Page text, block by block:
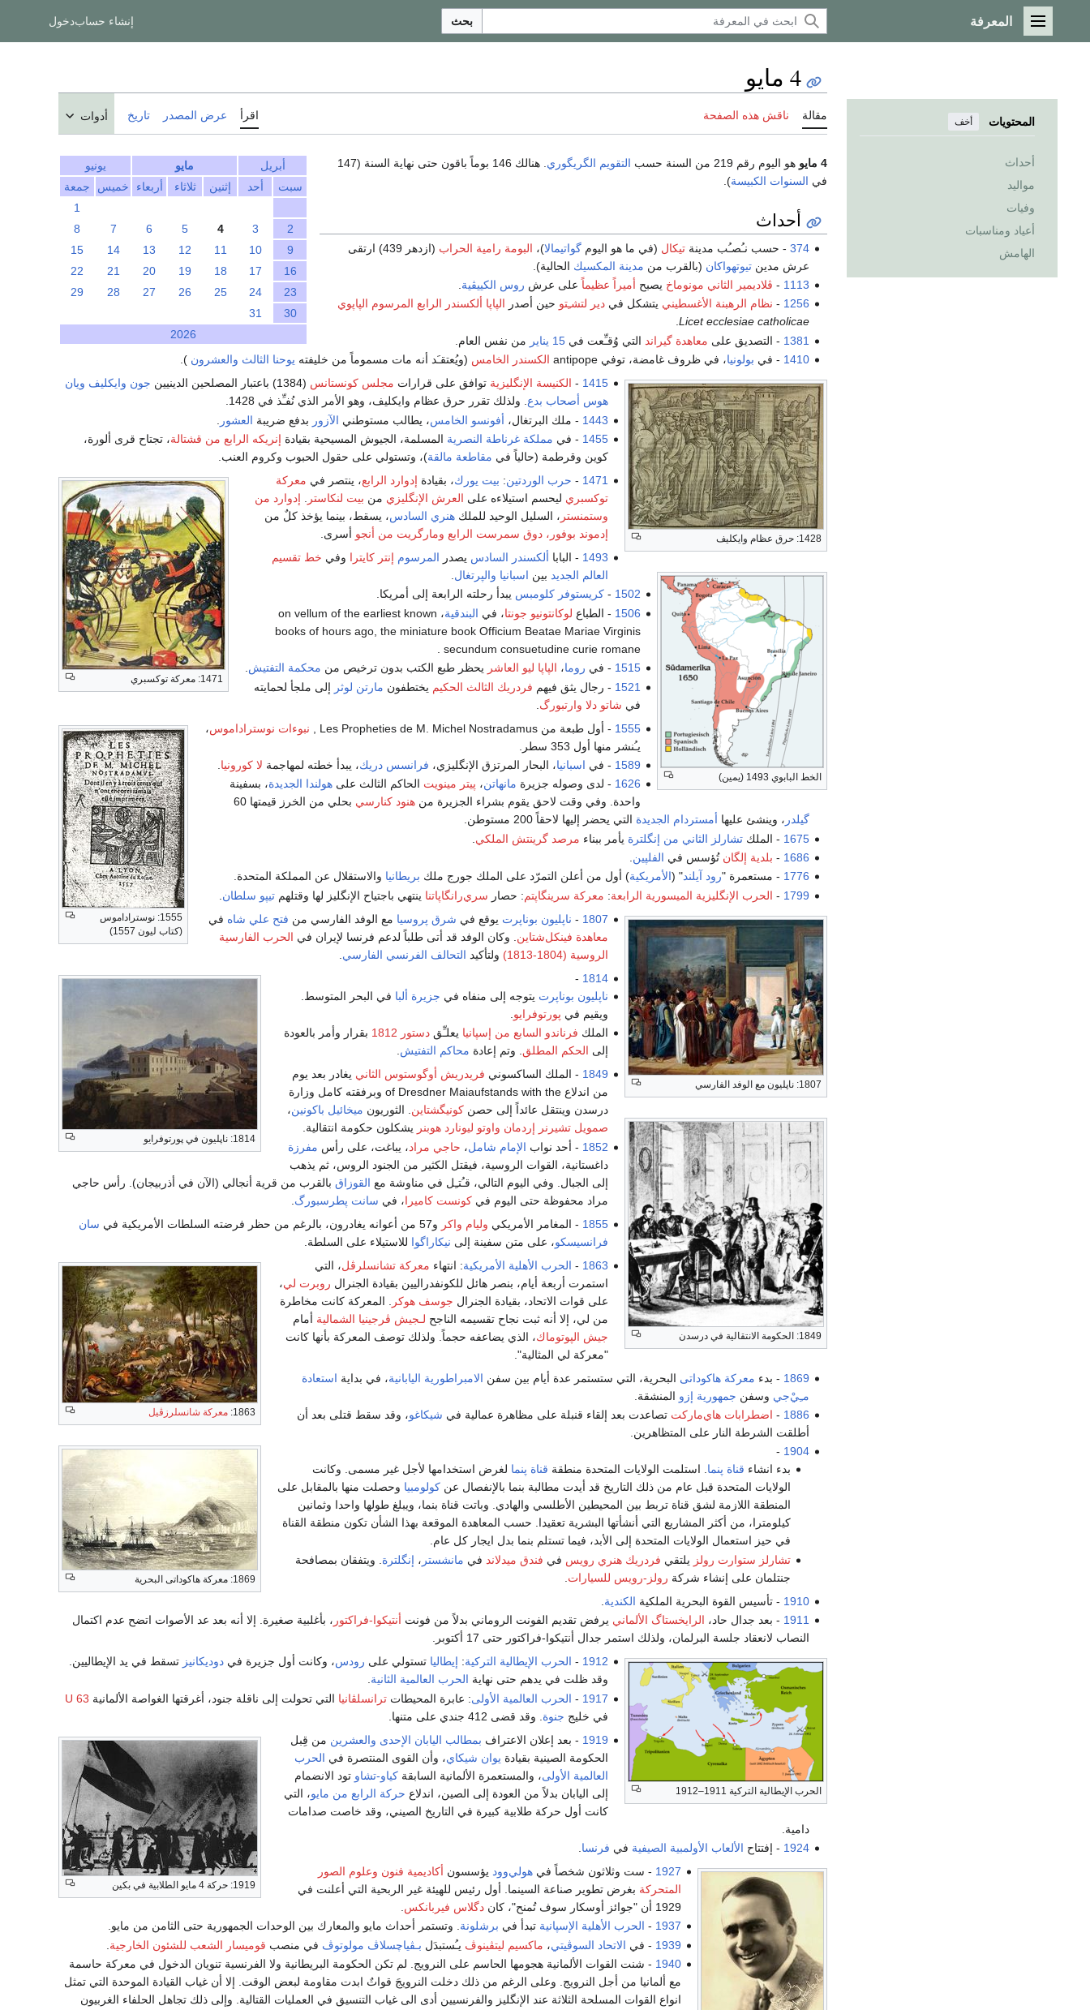
القائمة الرئيسية
المعرفة بحث إنشاء حسابدخول
المحتويات أخف
أحداث
مواليد
وفيات
أعياد ومناسبات
الهامش
4 مايو
مقالة ناقش هذه الصفحة اقرأ عرض المصدر تاريخ أدوات
أبريل مايو
يونيو
سبت
أحد إثنين ثلاثاء أربعاء خميس
جمعة
1
2
3
4
5
6
7
8
9
10
11
12
13
14
15
16
17
18
19
20
21
22
23
24
25
26
27
28
29
30
31
2026
4 مايو هو اليوم رقم 219 من السنة حسب التقويم الگريگوري
. هنالك 146 بوماً باقون حتى نهاية السنة (147
في السنوات الكبيسة).
أحداث
374 - حسب نـُصـُب مدينةتيكال (في ما هو اليومگواتيمالا)، البومة رامية الحراب
(ازدهر 439) ارتقى
عرش مدينتيوتهواكان (بالقرب من مدينة المكسيك الحالية).
1113
- ڤلاديمير الثاني مونوماخ يصبح أميراً عظيماً على عرش روس الكييڤية
1256
- نظام الرهبنة الأغسطيني يتشكل فيدير لتشـِتو حين أصدر الپاپا ألكسندر الرابع المرسوم الپاپوي
Licet ecclesiae catholicae
.
1381 - التصديق على معاهدة گيراند التي وُقـِّعت في15 يناير
من نفس العام.
1410 - في بولونيا، في ظروف غامضة، توفي antipope الكسندر الخامس (ويُعتقـَد أنه مات مسموماً من خليفته يوحنا الثالث والعشرون ).
1428: حرق عظام وايكليف
1415
- الكنيسة الإنگليزية توافق على قرارات مجلس كونستانس (1384) باعتبار المصلحين الدينيين جون وايكليف ويان
هوس أصحاب بدع . ولذلك تقرر حرق عظام وايكليف، وهو الأمر الذي نُفـِّذ في 1428.
1443 - ملك البرتغال، أفونسو الخامس، يطالب مستوطني الآزور بدفع ضريبة العشور
1455 - في مملكة غرناطة النصرية المسلمة، الجيوش المسيحية بقيادة إنريكه الرابع من قشتالة، تجتاح قرى ألورة،
كوين وقرطمة (حالياً في مقاطعة مالقة)، وتستولي على حقول الحبوب وكروم العنب.
1471: معركة توكسبري
1471
- حرب الوردتين: بيت يورك، بقيادة إدوارد الرابع، ينتصر في معركة
توكسبري ليحسم استيلاءه على العرش الإنگليزي من بيت لنكاستر
إدوارد من
وستمنستر ، السليل الوحيد للملك هنري السادس، يسقط، بينما يؤخذ كلٌ من
إدموند بوفور، دوق سمرست الرابع ومارگريت من أنجو أسرى.
الخط البابوي 1493 (يمين)
1493 - البابا ألكسندر السادس يصدر المرسوم إنتر كايترا وفي خط تقسيم
العالم الجديد بين اسبانيا والپرتغال
1502
- كريستوفر كلومبس يبدأ رحلته الرابعة إلى أمريكا.
1506 - الطباع لوكانتونيو جونتا، في البندقية
، on vellum of the earliest known
books of hours ago, the miniature book Officium Beatae Mariae Virginis
secundum consuetudine curie romane .
1515 - في روما، الپاپا ليو العاشر يحظر طبع الكتب بدون ترخيص من محكمة التفتيش
1521 - رجال يثق فيهم فردريك الثالث الحكيم يختطفون مارتن لوثر إلى ملجأ لحمايته
في شاتو دلا وارتبورگ
1555: نوستراداموس
(كتاب ليون 1557)
1555 - أول طبعة من Les Propheties de M. Michel Nostradamus , نبوءات نوستراداموس،
يـُنشر منها أول 353 سطر.
1589 - في اسبانيا، البحار المرتزق الإنگليزي، فرانسس دريك، يبدأ خطته لمهاجمة لا كورونيا
1626 - لدى وصوله جزيرة مانهاتن، پيتر مينويت الحاكم الثالث على هولندا الجديدة، بسفينة
واحدة. وفي وقت لاحق يقوم بشراء الجزيرة من هنود كنارسي بحلي من الخرز قيمتها 60
گيلدر ، وينشئ عليها أمستردام الجديدة التي يحضر إليها لاحقاً 200 مستوطن.
1675 - الملكتشارلز الثاني من إنگلترة يأمر ببناء مرصد گرينتش الملكي
1686
- بلدية إلگان تُؤسس في الفلپين
1776 - مستعمرة "رود آيلند" (الأمريكية) أول من أعلن التمرّد على الملك جورج ملك بريطانيا والاستقلال عن المملكة المتحدة.
1799
- الحرب الإنگليزية الميسورية الرابعة: معركة سرينگاپتم: حصار سري‌رانگاپاتنا ينتهي باجتياح الإنگليز لها وقتلهمتيپو سلطان
1807: ناپليون مع الوفد الفارسي
1807
- ناپليون بوناپرت يوقع في شرق پروسيا مع الوفد الفارسي من فتح علي شاه في
معاهدة فينكل‌شتاين . وكان الوفد قد أتى طلباً لدعم فرنسا لإيران في الحرب الفارسية
الروسية (1804-1813)
ولتأكيد التحالف الفرنسي الفارسي
1814: ناپليون في پورتوفرايو
1814
-
ناپليون بوناپرت يتوجه إلى منفاه في جزيرة ألبا في البحر المتوسط.
ويقيم في پورتوفرايو
الملك فرناندو السابع من إسپانيا يعلـِّق دستور 1812
بقرار وأمر بالعودة
إلى الحكم المطلق. وتم إعادة محاكم التفتيش.
1849: الحكومة الانتقالية في درسدن
1849 - الملك الساكسوني فريدريش أوگوستوس الثاني يغادر بعد يوم
من اندلاع of Dresdner Maiaufstands with the وبرفقته كامل وزارة
درسدن وينتقل عائداً إلى حصن كونيگشتاين. الثوريون ميخائيل باكونين،
صمويل تشيرنر إردمان واوتو ليونارد هوبنر يشكلون حكومة انتقالية.
1852 - أحد نواب الإمام شامل، حاجي مراد، يباغت، على رأس مفرزة
داغستانية، القوات الروسية، فيقتل الكثير من الجنود الروس، ثم يذهب
إلى الجبال. وفي اليوم التالي، قـُتـِل في مناوشة مع القوزاق بالقرب من قرية أنجالي (الآن في أذربيجان). رأس حاجي
مراد محفوظة حتى اليوم في كونست كاميرا، في سانت پطرسبورگ
1855 - المغامر الأمريكي وليام واكر و57 من أعوانه يغادرون، بالرغم من حظر فرضته السلطات الأمريكية في
سان
فرانسيسكو، على متن سفينة إلى نيكاراگوا للاستيلاء على السلطة.
1863: معركة شانسلرزڤيل
1863
- الحرب الأهلية الأمريكية: انتهاء معركة تشانسلرڤل، التي
استمرت أربعة أيام، بنصر هائل للكونفدراليين بقيادة الجنرال روبرت لي،
على قوات الاتحاد، بقيادة الجنرال جوسف هوكر
. المعركة كانت مخاطرة
من لي، إلا أنه ثبت نجاح تقسيمه الناجح لـجيش ڤرجينيا الشمالية أمام
جيش الپوتوماك، الذي يضاعفه حجماً. ولذلك توصف المعركة بأنها كانت
"معركة لي المثالية".
1869: معركة هاكوداتى البحرية
1869 - بدء معركة هاكوداتى البحرية، التي ستستمر عدة أيام بين سفن الامبراطورية اليابانية، في بداية استعادة
مـِيْ‌جي وسفن جمهورية إزو المنشقة.
1886
- اضطرابات هاي‌ماركت تصاعدت بعد إلقاء قنبلة على مظاهرة عمالية في شيكاغو، وقد سقط قتلى بعد أن
أطلقت الشرطة النار على المتظاهرين.
1904
-
بدء انشاء قناة پنما. استلمت الولايات المتحدة منطقة قناة پنما لغرض استخدامها لأجل غير مسمى. وكانت
الولايات المتحدة قبل عام من ذلك التاريخ قد أيدت مطالبة بنما بالإنفصال عن كولومبيا وحصلت منها بالمقابل على
المنطقة اللازمة لشق قناة تربط بين المحيطين الأطلسي والهادي. وباتت قناة بنما، ويبلغ طولها واحدا وثمانين
كيلومترا، من أكثر المشاريع التي أنشأتها البشرية تعقيدا. حسب المعاهدة الموقعة بهذا الشأن تكون منطقة القناة
في حيز استعمال الولايات المتحدة إلى الأبد، فيما تستلم بنما بدل ايجار كل عام.
تشارلز ستوارت رولز يلتقي فردريك هنري رويس في فندق ميدلاند في مانشستر ، إنگلترة . ويتفقان بمصافحة
جنتلمان على إنشاء شركة رولز-رويس للسيارات
1910 - تأسيس القوة البحرية الملكية الكندية
1911 - بعد جدال حاد، الرايخستاگ الألماني يرفض تقديم الفونت الروماني بدلاً من فونت أنتيكوا-فراكتور ، بأغلبية صغيرة. إلا أنه بعد عد الأصوات اتضح عدم اكتمال
النصاب لانعقاد جلسة البرلمان، ولذلك استمر جدال أنتيكوا-فراكتور حتى 17 أكتوبر.
الحرب الإيطالية التركية 1911–1912
1912
- الحرب الإيطالية التركية: إيطاليا تستولي على رودس، وكانت أول جزيرة في دوديكانيز تسقط في يد الإيطاليين.
وقد ظلت في يدهم حتى نهاية الحرب العالمية الثانية.
1917
- الحرب العالمية الأولى: عابرة المحيطات ترانسلڤانيا التي تحولت إلى ناقلة جنود، أغرقتها الغواصة الألمانية U 63
في خليج جنوة . وقد قضى 412 جندي على متنها.
1919: حركة 4 مايو الطلابية في بكين
1919 - بعد إعلان الاعتراف بمطالب اليابان الإحدى والعشرين من قِبل
الحكومة الصينية بقيادة يوان شيكاي، وأن القوى المنتصرة في الحرب
العالمية الأولى، والمستعمرة الألمانية السابقة كياو-تشاو تود الانضمام
إلى اليابان بدلاً من العودة إلى الصين، اندلاع حركة الرابع من مايو، التي
كانت أول حركة طلابية كبيرة في التاريخ الصيني، وقد خاصت صدامات
دامية.
1924 - إفتتاح الألعاب الأولمبية الصيفية في فرنسا
1927 - ست وثلاثون شخصاً في هولي‌وود يؤسسون أكاديمية فنون وعلوم الصور
المتحركة بغرض تطوير صناعة السينما. أول رئيس للهيئة غير الربحية التي أعلنت في
1929 أن "جوائز أوسكار سوف تُمنح"، كان
دگلاس فيربانكس
1937
- الحرب الأهلية الإسپانية تبدأ في برشلونة. وتستمر أحداث مايو والمعارك بين الوحدات الجمهورية حتى الثامن من مايو.
1939 - في الاتحاد السوڤيتي، ماكسيم ليتڤينوڤ يـُستبدَل بـڤياچسلاڤ مولوتوڤ في منصب قوميسار الشعب للشئون الخارجية
1940 - شنت القوات الألمانية هجومها الحاسم على النرويج. لم تكن الحكومة البريطانية ولا الفرنسية تنويان الدخول في معركة حاسمة
مع ألمانيا من أجل النرويج. وعلى الرغم من ذلك دخلت النرويجَ قواتٌ ابدت مقاومة لبعض الوقت. إلا أن غياب القيادة الموحدة التي تمثل
انواع القوات المسلحة الثلاثة عند الإنگليز والفرنسيين أدى الى غياب التنسيق في العمليات القتالية. وإلى ذلك تجاهل الحلفاء الغربيون